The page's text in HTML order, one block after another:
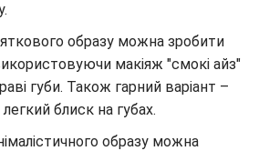
образу можна зробити
макіяж "смокі айз"
губи. Також гарний варіант –
блиск на губах.
образу можна